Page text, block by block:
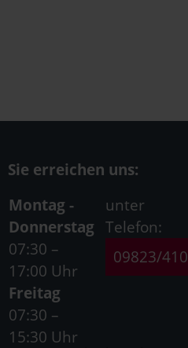
Sie erreichen uns:
Montag -
Donnerstag
07:30 –
17:00 Uhr
Freitag
07:30 –
15:30 Uhr
unter
Telefon:
09823/410